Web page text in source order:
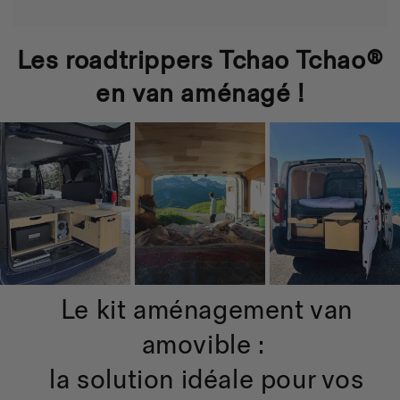
Les roadtrippers Tchao Tchao®
en van aménagé !
Le kit aménagement van
amovible :
la solution idéale pour vos